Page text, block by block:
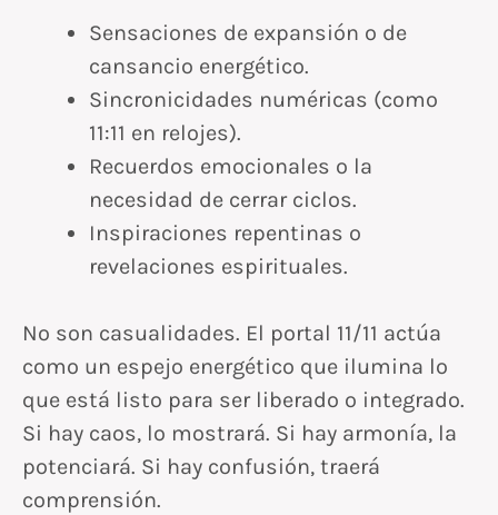
Sensaciones de expansión o de
cansancio energético.
Sincronicidades numéricas (como
11:11 en relojes).
Recuerdos emocionales o la
necesidad de cerrar ciclos.
Inspiraciones repentinas o
revelaciones espirituales.
No son casualidades. El portal 11/11 actúa
como un espejo energético que ilumina lo
que está listo para ser liberado o integrado.
Si hay caos, lo mostrará. Si hay armonía, la
potenciará. Si hay confusión, traerá
comprensión.